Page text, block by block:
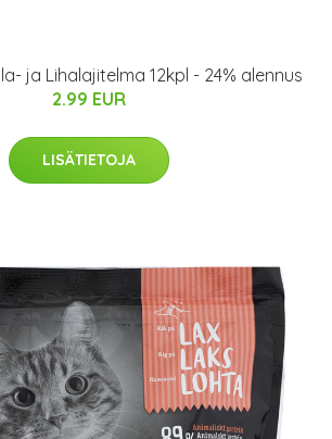
ja Lihalajitelma 12kpl - 24% alennus
2.99 EUR
LISÄTIETOJA